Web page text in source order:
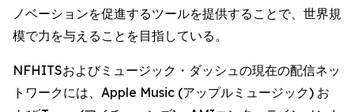
ノベーションを促進するツールを提供することで、世界規
模で力を与えることを目指している。
NFHITSおよびミュージック・ダッシュの現在の配信ネッ
トワークには、Apple Music (アップルミュージック) お